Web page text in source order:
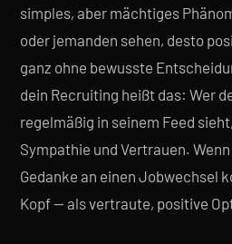
simples, aber mächtiges
oder jemanden sehen, desto
ganz ohne bewusste
dein Recruiting heißt das: Wer
regelmäßig in seinem Feed
Sympathie und Vertrauen.
Gedanke an einen Jobwechsel
Kopf — als vertraute, positive